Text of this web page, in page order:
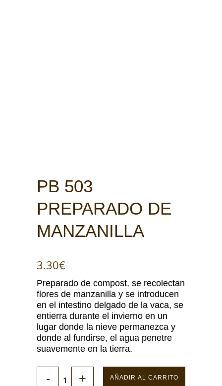
PB 503
PREPARADO DE
MANZANILLA
3.30€
Preparado de compost, se recolectan
flores de manzanilla y se introducen
en el intestino delgado de la vaca, se
entierra durante el invierno en un
lugar donde la nieve permanezca y
donde al fundirse, el agua penetre
suavemente en la tierra.
AÑADIR AL CARRITO